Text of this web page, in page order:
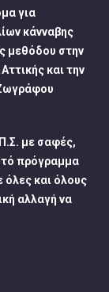
για
κάνναβης
μεθόδου στην
και την
με σαφές,
πρόγραμμα
όλες και όλους
αλλαγή να